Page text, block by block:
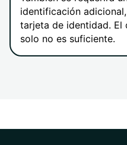
identificación
tarjeta de identidad. El
solo no es suficiente.